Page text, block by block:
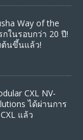
Way of the
ในรอบกว่า 20 ปี!
ต้นขึ้นแล้ว!
CXL NV-
ได้ผ่านการ
แล้ว